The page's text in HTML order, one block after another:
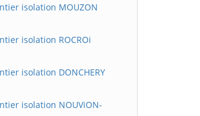
isolation MOUZON
isolation ROCROi
isolation DONCHERY
isolation NOUViON-